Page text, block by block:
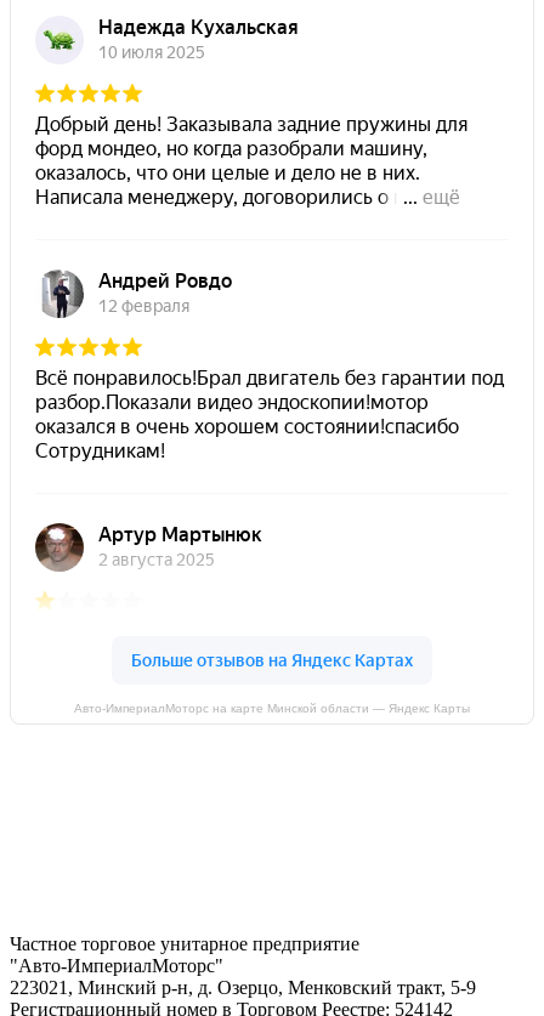
Авто-ИмпериалМоторс на карте Минской области — Яндекс Карты
Частное торговое унитарное предприятие
"Авто-ИмпериалМоторс"
223021, Минский р-н, д. Озерцо, Менковский тракт, 5-9
Регистрационный номер в Торговом Реестре: 524142